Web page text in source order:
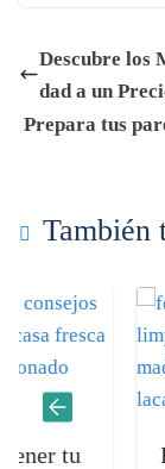
ok A
Descubre los
dad a un
Prepara tus
También
tu